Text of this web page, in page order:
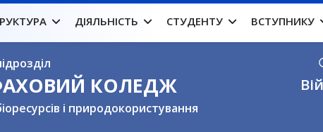
ДІЯЛЬНІСТЬ СТУДЕНТУ ВСТУПНИКУ
КОЛЕДЖ
і природокористування